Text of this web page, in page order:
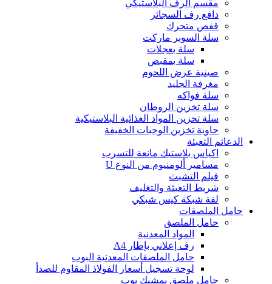
مقسم الرف البلاستيكي
دافع رف السجائر
قفص متحرك
سلة السوبر ماركت
سلة بعجلات
سلة بمقبض
صينية عرض اللحوم
مغرفة الجليد
سلة فواكه
سلة تخزين الروطان
سلة تخزين المواد الغذائية البلاستيكية
حاوية تخزين الوجبات الخفيفة
الدعائم التعبئة
اكياس بلاستيك مانعة للتسرب
مسامير ألومنيوم من النوع U
فيلم التشبث
شريط التعبئة والتغليف
لفة شبكة كيس شبكي
حامل الملصقات
حامل الملصق
المواد المعدنية
رف إعلاني بإطار A4
حامل الملصقات المعدنية البوب
لوحة تسجيل أسعار الفولاذ المقاوم للصدأ
حامل ملصق بمشبك بوب